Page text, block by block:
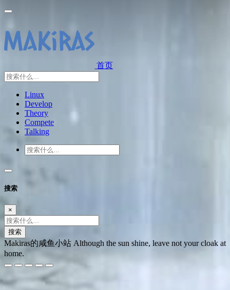
首页
Linux
Develop
Theory
Compete
Talking
搜索
×
搜索
Makiras的咸鱼小站 Although the sun shine, leave not your cloak at
home.
暗黑模式